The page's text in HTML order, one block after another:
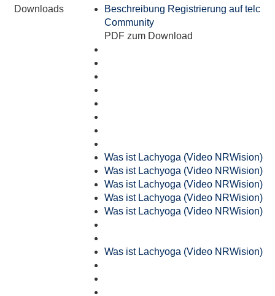
Downloads
Beschreibung Registrierung auf telc
Community
PDF zum Download
Was ist Lachyoga (Video NRWision)
Was ist Lachyoga (Video NRWision)
Was ist Lachyoga (Video NRWision)
Was ist Lachyoga (Video NRWision)
Was ist Lachyoga (Video NRWision)
Was ist Lachyoga (Video NRWision)